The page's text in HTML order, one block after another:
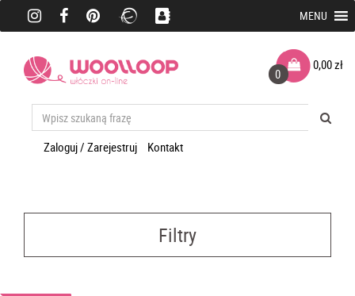
Zaloguj / Zarejestruj Kontakt
0
0,00zł
MENU
Filtry